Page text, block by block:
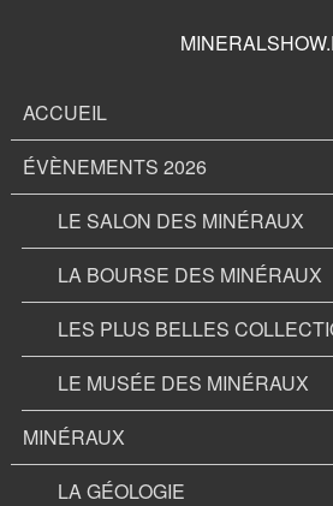
ACCUEIL
ÉVÈNEMENTS 2026
LE SALON DES MINÉRAUX
LA BOURSE DES MINÉRAUX
LES PLUS BELLES
LE MUSÉE DES MINÉRAUX
MINÉRAUX
LA GÉOLOGIE